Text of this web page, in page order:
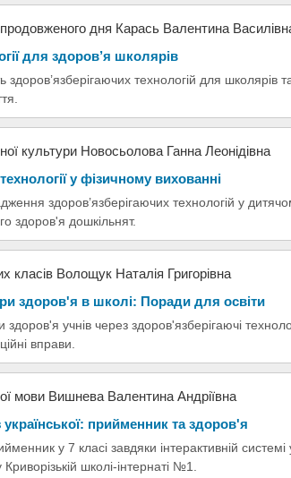
дня Карась Валентина
для здоров’я школярів
здоров’язберігаючих технологій для школярів
культури Новосьолова Ганна Леонідівна
у фізичному вихованні
здоров’язберігаючих технологій у
здоров'я дошкільнят.
класів Волощук Наталія Григорівна
здоров'я в школі: Поради для освіти
здоров'я учнів через здоров'язберігаючі
вправи.
мови Вишнева Валентина Андріївна
української: прийменник та здоров'я
у 7 класі завдяки інтерактивній
школі-інтернаті №1.